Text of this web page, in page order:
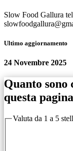
Slow Food Gallura
Ultimo aggiornamento
24 Novembre 2025
Quanto
questa
Valuta da 1 a 5